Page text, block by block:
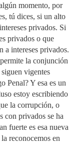
momento, por
tú dices, si un alto
privados. Si
privados o que
a intereses privados.
la conjunción
vigentes
Penal? Y esa es un
estoy escribiendo
la corrupción, o
con privados se ha
fuerte es esa nueva
reconocemos en